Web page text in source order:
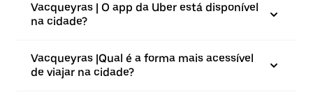
Vacqueyras | O app da Uber está disponível
na cidade?
Vacqueyras |⁠Qual é a forma mais acessível
de viajar na cidade?